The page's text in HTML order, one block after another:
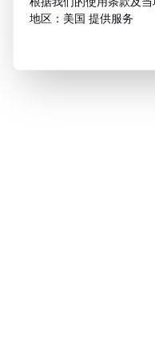
地区：美国 提供服务